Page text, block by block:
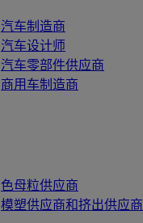
汽车制造商
汽车设计师
汽车零部件供应商
商用车制造商
色母粒供应商
模塑供应商和挤出供应商